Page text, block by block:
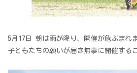
5月17日 朝は雨が降り、開催が危ぶまれ
子どもたちの願いが届き無事に開催する